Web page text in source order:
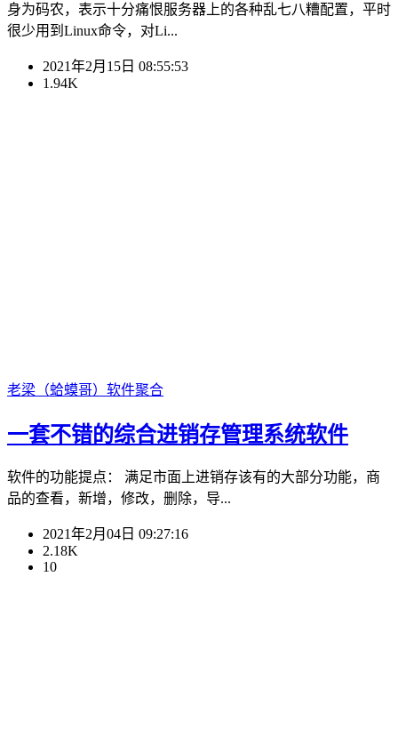
身为码农，表示十分痛恨服务器上的各种乱七八糟配置，平时
很少用到Linux命令，对Li...
2021年2月15日 08:55:53
1.94K
老梁（蛤蟆哥） 软件聚合
一套不错的综合进销存管理系统软件
软件的功能提点： 满足市面上进销存该有的大部分功能，商
品的查看，新增，修改，删除，导...
2021年2月04日 09:27:16
2.18K
10